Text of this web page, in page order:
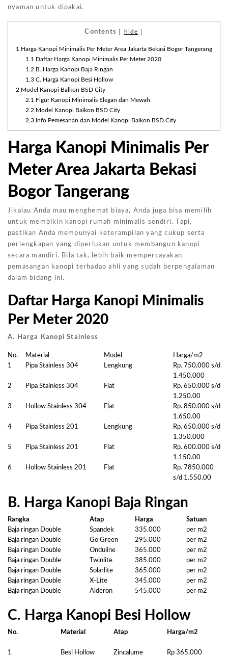
nyaman untuk dipakai.
Contents hide
1
Harga Kanopi Minimalis Per Meter Area Jakarta Bekasi Bogor Tangerang
1.1
Daftar Harga Kanopi Minimalis Per Meter 2020
1.2 B. Harga Kanopi Baja Ringan
1.3C. Harga Kanopi Besi Hollow
2 Model Kanopi Balkon BSD City
2.1
Figur Kanopi Minimalis Elegan dan Mewah
2.2 Model Kanopi Balkon BSD City
2.3Info Pemesanan dan Model Kanopi Balkon BSD City
Harga Kanopi Minimalis Per
Meter Area Jakarta Bekasi
Bogor Tangerang
Jikalau Anda mau menghemat biaya, Anda juga bisa memilih
untuk membikin kanopi rumah minimalis sendiri. Tapi,
pastikan Anda mempunyai keterampilan yang cukup serta
perlengkapan yang diperlukan untuk membangun kanopi
secara mandiri. Bila tak, lebih baik mempercayakan
pemasangan kanopi terhadap ahli yang sudah berpengalaman
dalam bidang ini.
Daftar Harga Kanopi Minimalis
Per Meter 2020
A. Harga Kanopi Stainless
No. Material Model
Harga/m2
1
Pipa Stainless 304 Lengkung
Rp. 750.000 s/d
1.450.000
2
Pipa Stainless 304 Flat
Rp. 650.000 s/d
1.250.00
3
Hollow Stainless 304 Flat
Rp. 850.000 s/d
1.650.00
4
Pipa Stainless 201 Lengkung
Rp. 650.000 s/d
1.350.000
5
Pipa Stainless 201 Flat
Rp. 600.000 s/d
1.150.00
6
Hollow Stainless 201 Flat
Rp. 7850.000
s/d 1.550.00
B. Harga Kanopi Baja Ringan
Rangka Atap Harga
Satuan
Baja ringan Double
Spandek 335.000
per m2
Baja ringan Double
Go Green 295.000
per m2
Baja ringan Double
Onduline 365.000
per m2
Baja ringan Double
Twinlite 385.000
per m2
Baja ringan Double
Solarlite 365.000
per m2
Baja ringan Double
X-Lite 345.000
per m2
Baja ringan Double
Alderon 545.000 per m2
C. Harga Kanopi Besi Hollow
No. Material Atap Harga/m2
1 Besi Hollow
Zincalume
Rp 365.000